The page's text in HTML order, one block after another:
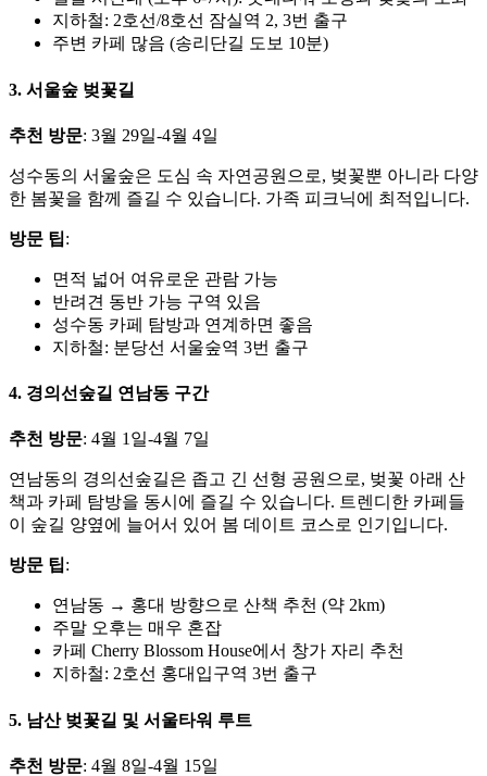
지하철: 2호선/8호선 잠실역 2, 3번 출구
주변 카페 많음 (송리단길 도보 10분)
3. 서울숲 벚꽃길
추천 방문: 3월 29일-4월 4일
성수동의 서울숲은 도심 속 자연공원으로, 벚꽃뿐 아니라 다양
한 봄꽃을 함께 즐길 수 있습니다. 가족 피크닉에 최적입니다.
방문 팁:
면적 넓어 여유로운 관람 가능
반려견 동반 가능 구역 있음
성수동 카페 탐방과 연계하면 좋음
지하철: 분당선 서울숲역 3번 출구
4. 경의선숲길 연남동 구간
추천 방문: 4월 1일-4월 7일
연남동의 경의선숲길은 좁고 긴 선형 공원으로, 벚꽃 아래 산
책과 카페 탐방을 동시에 즐길 수 있습니다. 트렌디한 카페들
이 숲길 양옆에 늘어서 있어 봄 데이트 코스로 인기입니다.
방문 팁:
연남동 → 홍대 방향으로 산책 추천 (약 2km)
주말 오후는 매우 혼잡
카페 Cherry Blossom House에서 창가 자리 추천
지하철: 2호선 홍대입구역 3번 출구
5. 남산 벚꽃길 및 서울타워 루트
추천 방문: 4월 8일-4월 15일